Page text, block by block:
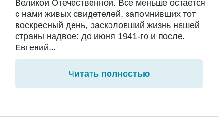
Великой Отечественной. Все меньше остается
с нами живых свидетелей, запомнивших тот
воскресный день, расколовший жизнь нашей
страны надвое: до июня 1941-го и после.
Евгений...
Читать полностью